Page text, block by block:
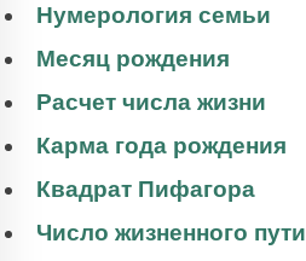
Нумерология семьи
Месяц рождения
Расчет числа жизни
Карма года рождения
Квадрат Пифагора
Число жизненного пути